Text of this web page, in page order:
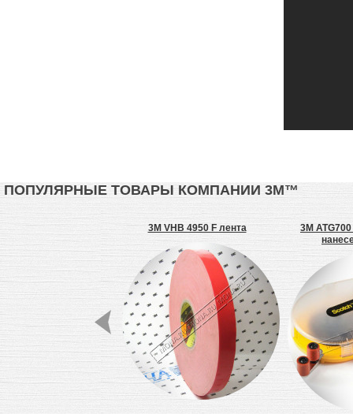
ПОПУЛЯРНЫЕ ТОВАРЫ КОМПАНИИ 3М™
50F лента, 20 мм,
3M VHB 4950 F лента
3M